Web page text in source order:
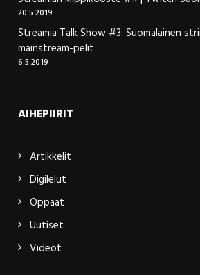
20.5.2019
Streamia Talk Show #3: Suomalainen
mainstream-pelit
6.5.2019
AIHEPIIRIT
Artikkelit
Digilelut
Oppaat
Uutiset
Videot